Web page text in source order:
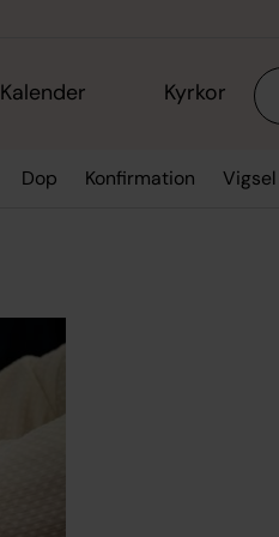
Kalender Kyrkor Sök
Dop Konfirmation Vigsel